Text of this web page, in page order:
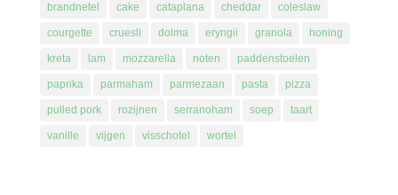
brandnetel cake cataplana cheddar coleslaw
courgette cruesli dolma eryngii granola honing
kreta lam mozzarella noten paddenstoelen
paprika parmaham parmezaan pasta pizza
pulled pork rozijnen serranoham soep taart
vanille vijgen visschotel wortel